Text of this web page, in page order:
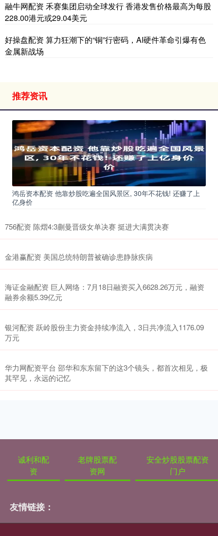
融牛网配资 禾赛集团启动全球发行 香港发售价格最高为每股
228.00港元或29.04美元
好操盘配资 算力狂潮下的“铜”行密码，AI硬件革命引爆有色
金属新战场
推荐资讯
鸿岳资本配资 他靠炒股吃遍全国风景区, 30年不花钱! 还赚了上
亿身价
756配资 陈熠4:3蒯曼晋级女单决赛 挺进大满贯决赛
金港赢配资 美国总统特朗普被确诊患静脉疾病
海证金融配资 巨人网络：7月18日融资买入6628.26万元，融资
融券余额5.39亿元
银河配资 跃岭股份主力资金持续净流入，3日共净流入1176.09
万元
华力网配资平台 邵华和东东留下的这3个镜头，都首次相见，极
其罕见，永远的记忆
诚利和配
资
老牌股票配
资网
安全炒股股票配资
门户
友情链接：